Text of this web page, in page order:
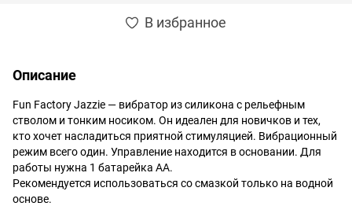
В избранное
Описание
Fun Factory Jazzie — вибратор из силикона с рельефным
стволом и тонким носиком. Он идеален для новичков и тех,
кто хочет насладиться приятной стимуляцией. Вибрационный
режим всего один. Управление находится в основании. Для
работы нужна 1 батарейка АА.
Рекомендуется использоваться со смазкой только на водной
основе.